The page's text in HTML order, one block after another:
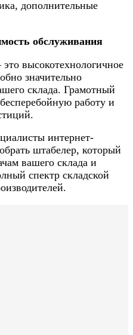
дополнительные
обслуживания
высокотехнологичное
значительно
склада. Грамотный
работу и
интернет-
штабелер, который
вашего склада и
спектр складской